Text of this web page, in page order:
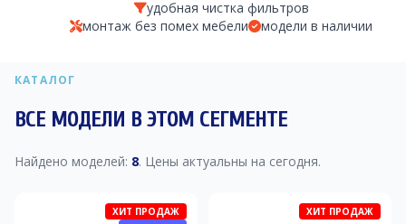
удобная чистка фильтров
монтаж без помех мебели
модели в наличии
КАТАЛОГ
ВСЕ МОДЕЛИ В ЭТОМ СЕГМЕНТЕ
Найдено моделей: 8. Цены актуальны на сегодня.
ХИТ ПРОДАЖ
ХИТ ПРОДАЖ